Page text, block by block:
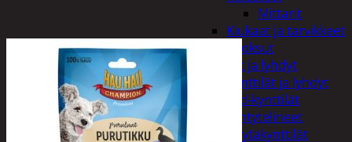
Mittarit
Kiukaat ja tarvikkeet
Tuoksut
Kynttilät ja lyhdyt
Kynttilät ja lyhdyt
Led-kynttilät
Lyhtytelineet
Pöytäkynttilät